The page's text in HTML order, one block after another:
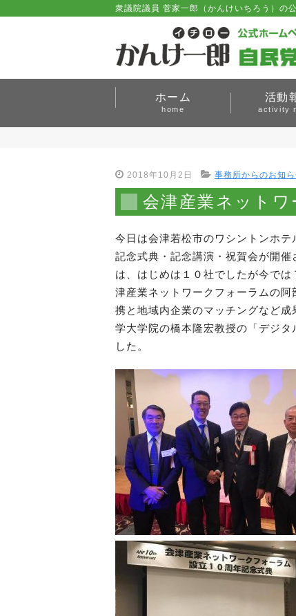
衆議院議員 菅家一郎（かんけいちろう）の
ホーム
home
活動
activity
2018年10月2日 事務所からのお知
会津産業ネットワ
今日は会津若松市のワシントンホ
記念式典・記念講演・祝賀会が開
は、はじめは１０社でしたが今で
津産業ネットワークフォーラムの
携と地域内企業のマッチングなど
学大学院の橋本隆宏教授の「デジ
した。